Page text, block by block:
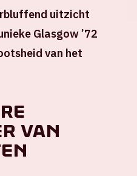
uitzicht
Glasgow ’72
van het
van